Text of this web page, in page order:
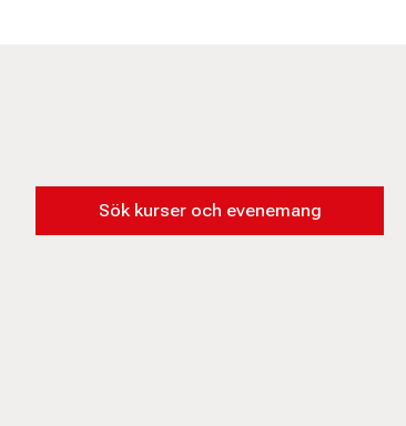
Sök kurser och evenemang